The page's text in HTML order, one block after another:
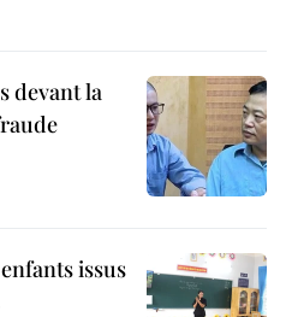
devant la
issus